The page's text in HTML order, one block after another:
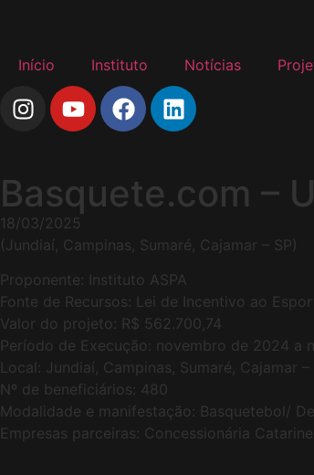
Início Instituto Notícias
Basquete.com –
18/03/2025
(Jundiaí, Campinas, Sumaré, Cajamar – SP)
Proponente: Instituto ASPA
Fonte de Recursos: Lei de Incentivo ao
Valor do projeto: R$ 562.700,74
Período de Execução: novembro de 2024 a
Local: Jundiaí, Campinas, Sumaré, Cajamar –
Nº de beneficiários: 480
Modalidade e manifestação: Basquetebol/
Empresas parceiras: Concessionária